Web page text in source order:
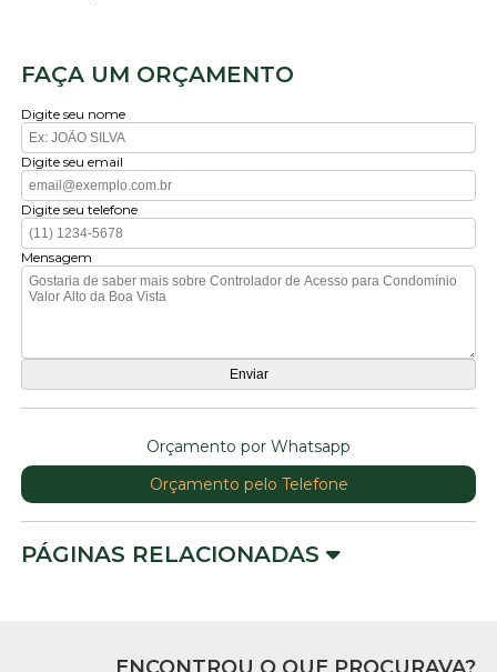
FAÇA UM ORÇAMENTO
Digite seu nome
Digite seu email
Digite seu telefone
Mensagem
Orçamento por Whatsapp
Orçamento pelo Telefone
PÁGINAS RELACIONADAS
ENCONTROU O QUE PROCURAVA?